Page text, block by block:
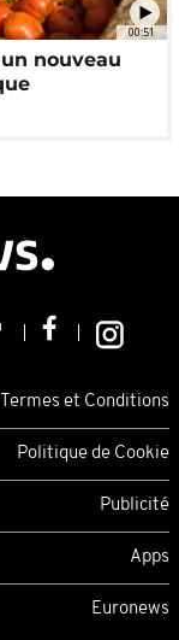
00:51
nouveau
Termes et Conditions
Politique de Cookie
Publicité
Apps
Euronews